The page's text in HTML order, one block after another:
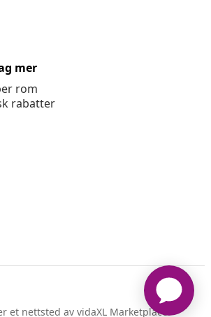
mer
rom
rabatter
et nettsted av vidaXL Marketplace